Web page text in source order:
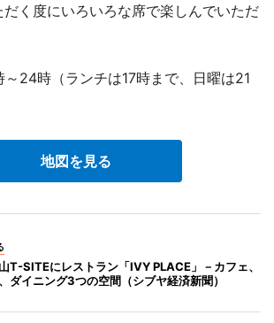
く度にいろいろな席で楽しんでいただ
24時（ランチは17時まで、日曜は21
地図を見る
T-SITEにレストラン「IVY PLACE」－カフェ、
ダイニング3つの空間（シブヤ経済新聞）